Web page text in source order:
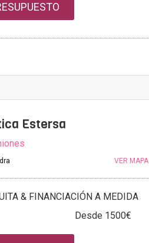
Estersa
VER MAPA
& FINANCIACIÓN A MEDIDA
Desde 1500€